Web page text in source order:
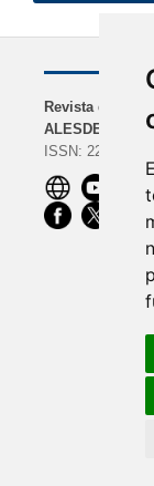
Revista da
ALESDE
ISSN: 2238-0000